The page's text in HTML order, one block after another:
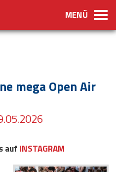
MENÜ
mega Open Air
auf INSTAGRAM